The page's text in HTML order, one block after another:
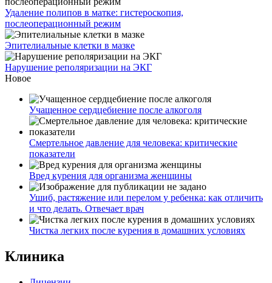
Удаление полипов в матке: гистероскопия,
послеоперационный режим
Эпителиальные клетки в мазке
Нарушение реполяризации на ЭКГ
Новое
Учащенное сердцебиение после алкоголя
Смертельное давление для человека: критические
показатели
Вред курения для организма женщины
Ушиб, растяжение или перелом у ребенка: как отличить
и что делать. Отвечает врач
Чистка легких после курения в домашних условиях
Клиника